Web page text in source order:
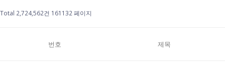
Total 2,724,562건 161132 페이지
번호 제목